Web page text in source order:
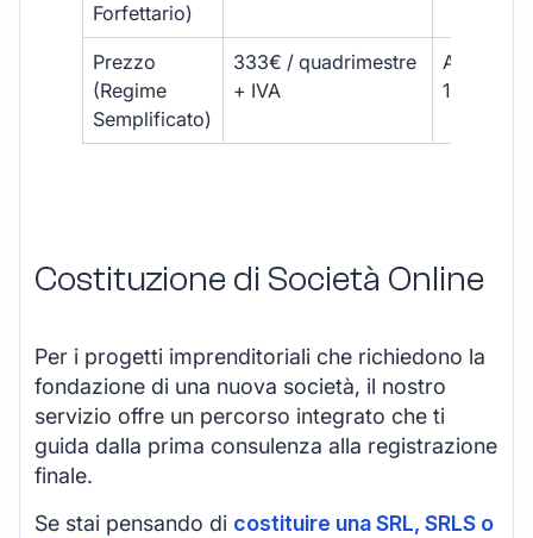
Forfettario)
Prezzo
(Regime
Semplificato)
333€ / quadrimestre
+ IVA
A partire
1800 € +
Costituzione di Società Online
Per i progetti imprenditoriali che richiedono la
fondazione di una nuova società, il nostro
servizio offre un percorso integrato che ti
guida dalla prima consulenza alla registrazione
finale.
Se stai pensando di costituire una SRL, SRLS o